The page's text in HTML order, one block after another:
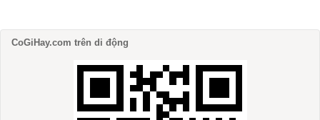
CoGiHay.com trên di động